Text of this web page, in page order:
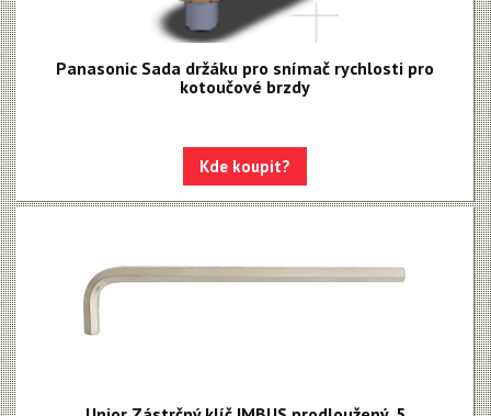
Panasonic Sada držáku pro snímač rychlosti pro
kotoučové brzdy
Kde koupit?